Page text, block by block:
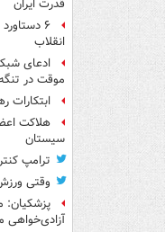
قدرت ایران
انقلاب
ادعای
موقت در
ابتکارات
هلاکت
سیستان
ترامپ
وقتی
آزادی‌خواهی